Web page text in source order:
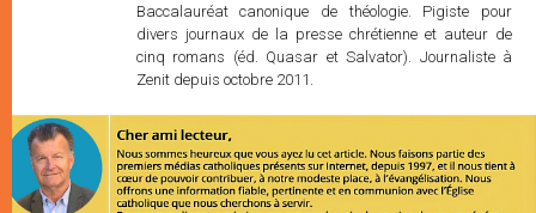
Baccalauréat canonique de théologie. Pigiste pour
divers journaux de la presse chrétienne et auteur de
cinq romans (éd. Quasar et Salvator). Journaliste à
Zenit depuis octobre 2011.